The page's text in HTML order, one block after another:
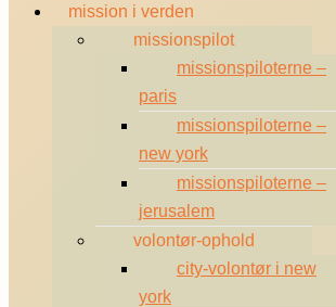
mission i verden
missionspilot
missionspiloterne –
paris
missionspiloterne –
new york
missionspiloterne –
jerusalem
volontør-ophold
city-volontør i new
york